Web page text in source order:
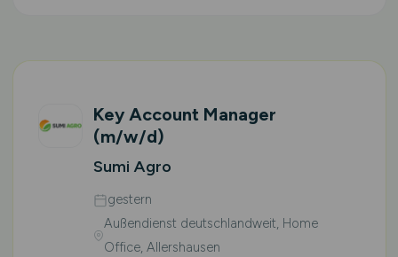
Key Account Manager
(m/w/d)
Sumi Agro
gestern
Außendienst deutschlandweit, Home
Office, Allershausen